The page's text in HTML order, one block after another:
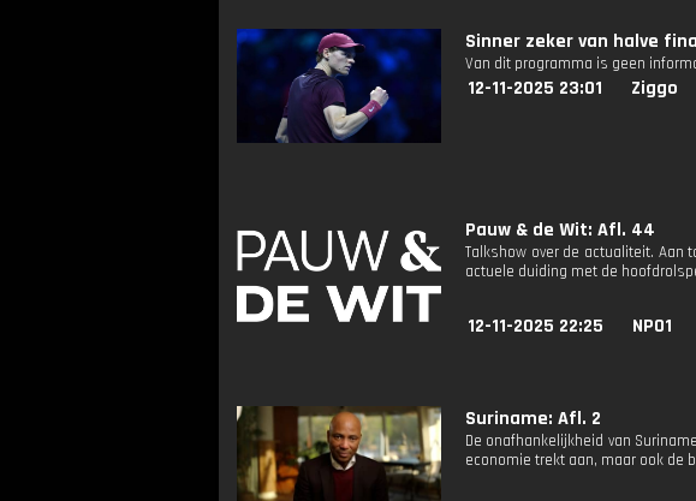
Sinner zeker van halve
Van dit programma is geen
12-11-2025 23:01 Ziggo
Pauw & de Wit: Afl. 44
Talkshow over de actualiteit. Aan
actuele duiding met de
12-11-2025 22:25 NPO1
Suriname: Afl. 2
De onafhankelijkheid van
economie trekt aan, maar ook de